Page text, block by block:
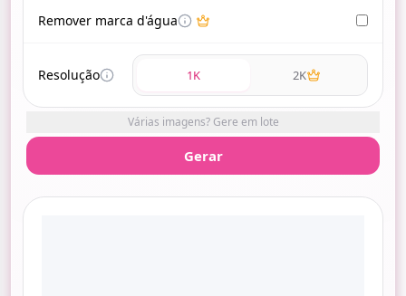
Remover marca d'água
Resolução 1K 2K
Várias imagens? Gere em lote
Gerar